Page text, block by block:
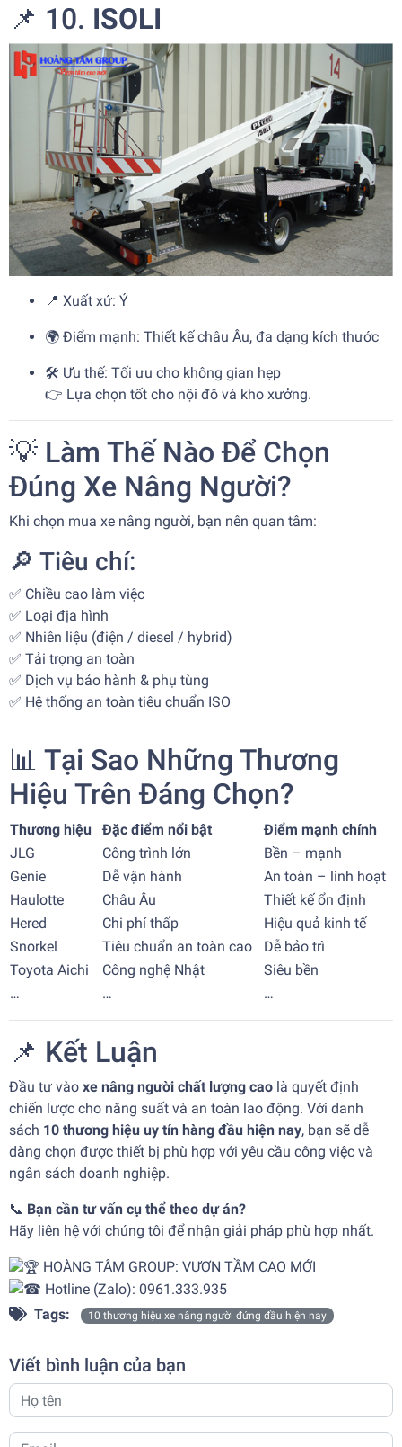
📌 10. ISOLI
📍 Xuất xứ: Ý
🌍 Điểm mạnh: Thiết kế châu Âu, đa dạng kích thước
🛠️ Ưu thế: Tối ưu cho không gian hẹp
👉 Lựa chọn tốt cho nội đô và kho xưởng.
💡 Làm Thế Nào Để Chọn
Đúng Xe Nâng Người?
Khi chọn mua xe nâng người, bạn nên quan tâm:
🔎 Tiêu chí:
✅ Chiều cao làm việc
✅ Loại địa hình
✅ Nhiên liệu (điện / diesel / hybrid)
✅ Tải trọng an toàn
✅ Dịch vụ bảo hành & phụ tùng
✅ Hệ thống an toàn tiêu chuẩn ISO
📊 Tại Sao Những Thương
Hiệu Trên Đáng Chọn?
Thương hiệu Đặc điểm nổi bật
Điểm mạnh chính
JLG
Công trình lớn
Bền – mạnh
Genie
Dễ vận hành
An toàn – linh hoạt
Haulotte
Châu Âu
Thiết kế ổn định
Hered
Chi phí thấp
Hiệu quả kinh tế
Snorkel
Tiêu chuẩn an toàn cao
Dễ bảo trì
Toyota Aichi
Công nghệ Nhật
Siêu bền
…
… …
📌 Kết Luận
Đầu tư vào xe nâng người chất lượng cao là quyết định
chiến lược cho năng suất và an toàn lao động. Với danh
sách 10 thương hiệu uy tín hàng đầu hiện nay, bạn sẽ dễ
dàng chọn được thiết bị phù hợp với yêu cầu công việc và
ngân sách doanh nghiệp.
📞 Bạn cần tư vấn cụ thể theo dự án?
Hãy liên hệ với chúng tôi để nhận giải pháp phù hợp nhất.
HOÀNG TÂM GROUP: VƯƠN TẦM CAO MỚI
Hotline (Zalo): 0961.333.935
Tags:
10 thương hiệu xe nâng người đứng đầu hiện nay
Viết bình luận của bạn